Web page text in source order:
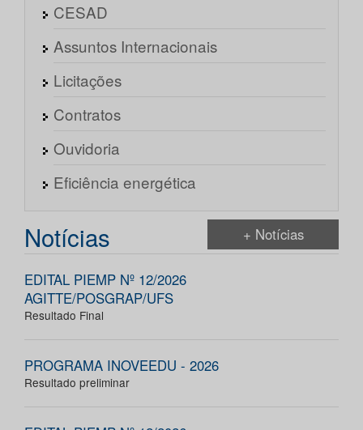
CESAD
Assuntos Internacionais
Licitações
Contratos
Ouvidoria
Eficiência energética
Notícias + Notícias
EDITAL PIEMP Nº 12/2026
AGITTE/POSGRAP/UFS
Resultado Final
PROGRAMA INOVEEDU - 2026
Resultado preliminar